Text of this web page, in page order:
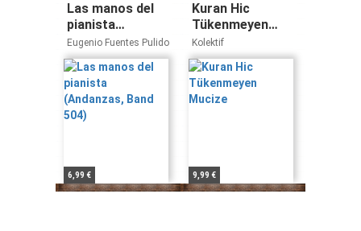
Las manos del
pianista
(Andanzas, Band
504)
Eugenio Fuentes Pulido
6,99 €
Kuran Hic
Tükenmeyen
Mucize
Kolektif
9,99 €